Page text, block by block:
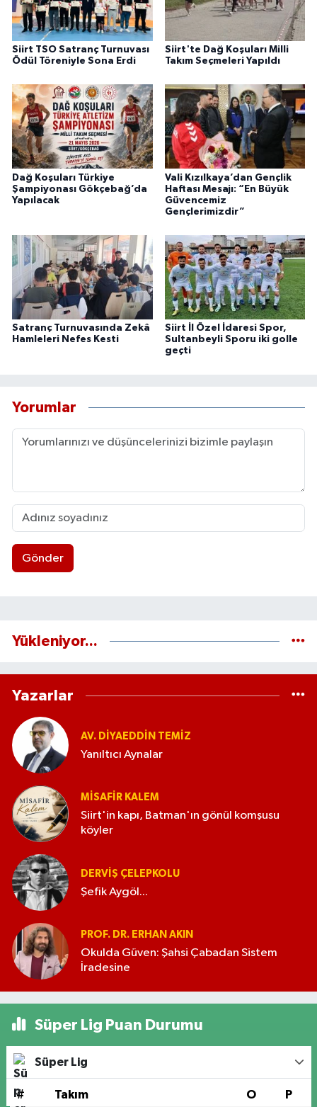
Siirt TSO Satranç Turnuvası
Ödül Töreniyle Sona Erdi
Siirt'te Dağ Koşuları Milli
Takım Seçmeleri Yapıldı
Dağ Koşuları Türkiye
Şampiyonası Gökçebağ’da
Yapılacak
Vali Kızılkaya’dan Gençlik
Haftası Mesajı: “En Büyük
Güvencemiz
Gençlerimizdir”
Satranç Turnuvasında Zekâ
Hamleleri Nefes Kesti
Siirt İl Özel İdaresi Spor,
Sultanbeyli Sporu iki golle
geçti
Yorumlar
Gönder
Yükleniyor...
Yazarlar
AV. DIYAEDDIN TEMIZ
Yanıltıcı Aynalar
MISAFIR KALEM
Siirt'in kapı, Batman'ın gönül komşusu
köyler
DERVIŞ ÇELEPKOLU
Şefik Aygöl...
PROF. DR. ERHAN AKIN
Okulda Güven: Şahsi Çabadan Sistem
İradesine
Süper Lig Puan Durumu
Süper Lig
# Takım O P